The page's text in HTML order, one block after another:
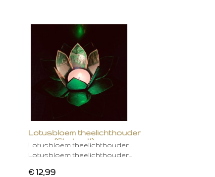
Lotusbloem theelichthouder
groen (Chakra 4)
Lotusbloem theelichthouder
Lotusbloem theelichthouder…
€ 12,99